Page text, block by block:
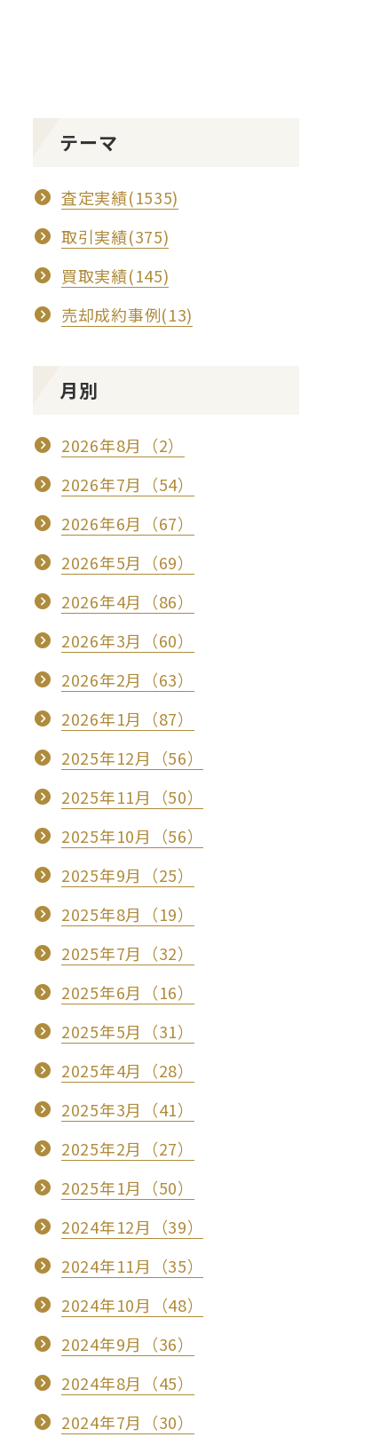
テーマ
査定実績(1535)
取引実績(375)
買取実績(145)
売却成約事例(13)
月別
2026年8月（2）
2026年7月（54）
2026年6月（67）
2026年5月（69）
2026年4月（86）
2026年3月（60）
2026年2月（63）
2026年1月（87）
2025年12月（56）
2025年11月（50）
2025年10月（56）
2025年9月（25）
2025年8月（19）
2025年7月（32）
2025年6月（16）
2025年5月（31）
2025年4月（28）
2025年3月（41）
2025年2月（27）
2025年1月（50）
2024年12月（39）
2024年11月（35）
2024年10月（48）
2024年9月（36）
2024年8月（45）
2024年7月（30）